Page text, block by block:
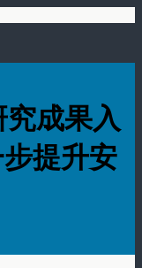
成果入
提升安